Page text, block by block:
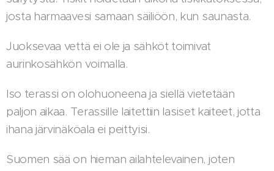
josta harmaavesi samaan säiliöön, kun saunasta.
Juoksevaa vettä ei ole ja sähköt toimivat
aurinkosähkön voimalla.
Iso terassi on olohuoneena ja siellä vietetään
paljon aikaa. Terassille laitettiin lasiset kaiteet, jotta
ihana järvinäköala ei peittyisi.
Suomen sää on hieman ailahtelevainen, joten